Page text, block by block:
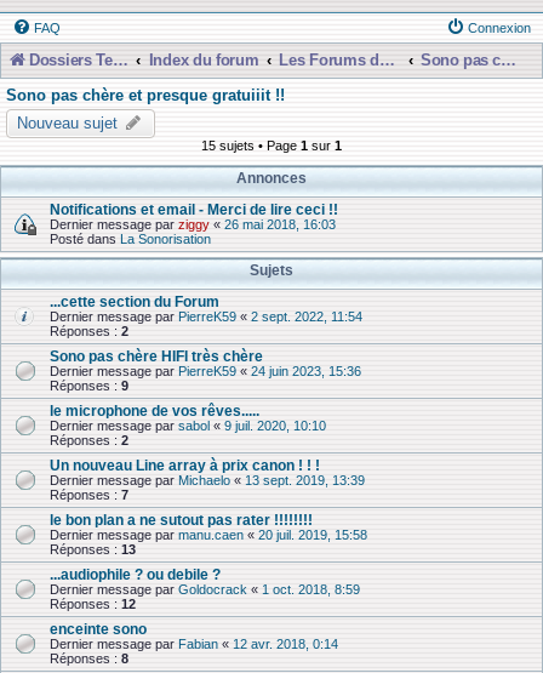
FAQ Connexion
Dossiers Techniques Index du forum Les Forums de Discussions
Sono pas chère et presque gratuiiit !!
Sono pas chère et presque gratuiiit !!
Nouveau sujet
15 sujets • Page 1 sur 1
Annonces
Notifications et email - Merci de lire ceci !!
Dernier message par ziggy « 26 mai 2018, 16:03
Posté dans La Sonorisation
Sujets
...cette section du Forum
Dernier message par PierreK59 « 2 sept. 2022, 11:54
Réponses : 2
Sono pas chère HIFI très chère
Dernier message par PierreK59 « 24 juin 2023, 15:36
Réponses : 9
le microphone de vos rêves.....
Dernier message par sabol « 9 juil. 2020, 10:10
Réponses : 2
Un nouveau Line array à prix canon ! ! !
Dernier message par Michaelo « 13 sept. 2019, 13:39
Réponses : 7
le bon plan a ne sutout pas rater !!!!!!!!
Dernier message par manu.caen « 20 juil. 2019, 15:58
Réponses : 13
...audiophile ? ou debile ?
Dernier message par Goldocrack « 1 oct. 2018, 8:59
Réponses : 12
enceinte sono
Dernier message par Fabian « 12 avr. 2018, 0:14
Réponses : 8